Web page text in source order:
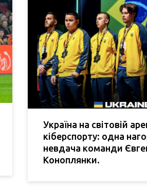
Україна на світовій
кіберспорту: одна
невдача команди
Коноплянки.